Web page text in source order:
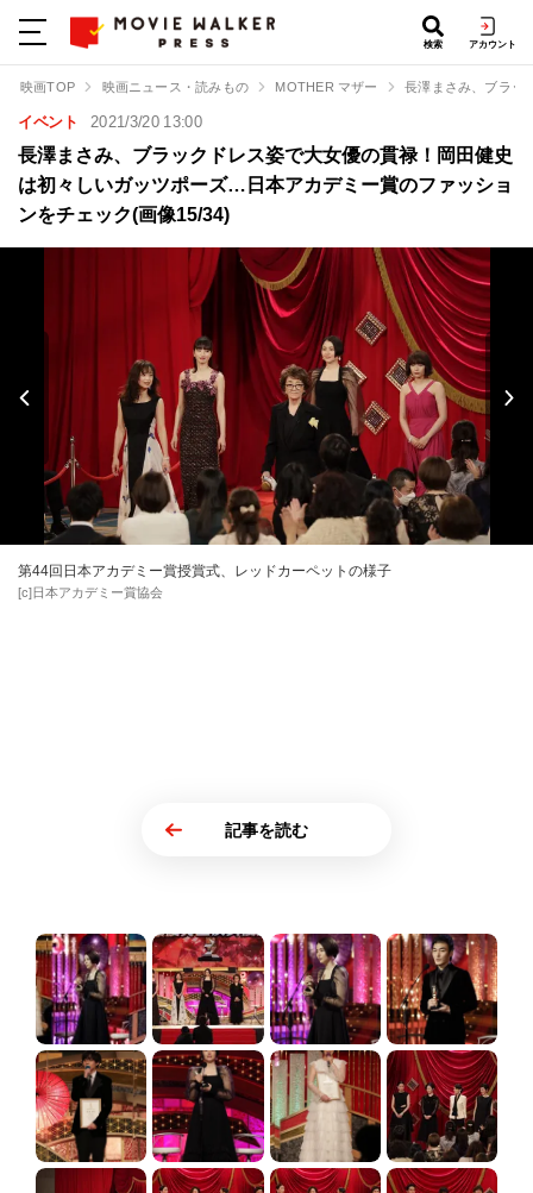
検索 アカウント
映画TOP 映画ニュース・読みもの MOTHER マザー 長澤まさみ、ブラッ
イベント 2021/3/20 13:00
長澤まさみ、ブラックドレス姿で大女優の貫禄！岡田健史
は初々しいガッツポーズ…日本アカデミー賞のファッショ
ンをチェック(画像15/34)
第44回⽇本アカデミー賞授賞式、レッドカーペットの様子
[c]日本アカデミー賞協会
記事を読む